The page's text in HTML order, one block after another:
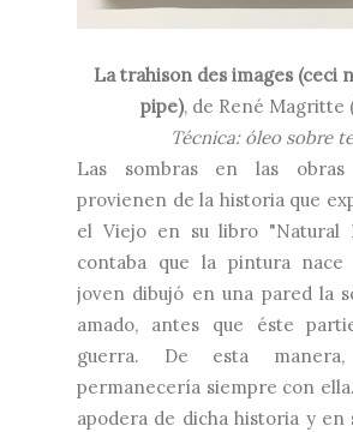
La trahison des images (ceci
pipe), de René Magritte
Técnica: óleo sobre
Las sombras en las
provienen de la historia que
el Viejo en su libro "Natural
contaba que la pintura nace
joven dibujó en una pared la
amado, antes que éste
guerra. De esta
permanecería siempre con
apodera de dicha historia y en